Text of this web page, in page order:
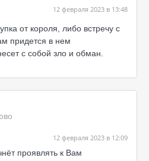
12 февраля 2023 в 13:48
от короля, либо встречу с
придется в нем
с собой зло и обман.
12 февраля 2023 в 12:09
проявлять к Вам